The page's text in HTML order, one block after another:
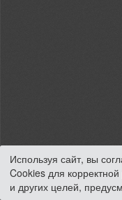
Используя сайт, вы
Cookies для
и других целей,